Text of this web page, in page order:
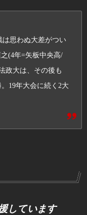
は思わぬ大差がつい
(4年=矢板中央高/
政大は、その後も
19年大会に続く2大
しています